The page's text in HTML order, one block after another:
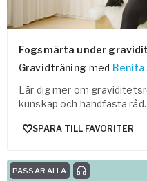
Fogsmärta under
Gravidträning med Benita
Lär dig mer om
kunskap och handfasta råd.
SPARA TILL FAVORITER
PASSAR ALLA